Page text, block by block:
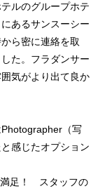
ルのグループホテ
あるサンスーシー
ら密に連絡を取
た。フラダンサー
気がより出て良か
（写
感じたオプション
満足！ スタッフの